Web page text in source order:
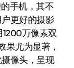
更好的摄影
万像素双
果尤为显著，
像头，呈现